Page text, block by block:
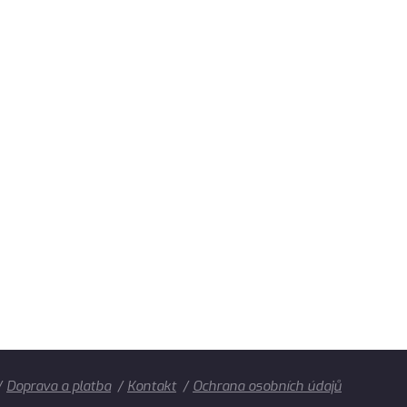
Doprava a platba Kontakt Ochrana osobních údajů